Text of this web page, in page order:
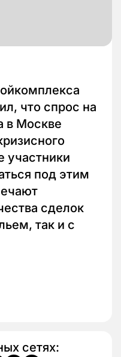
что спрос на
в Москве
участники
под этим
сделок
так и с
сетях: